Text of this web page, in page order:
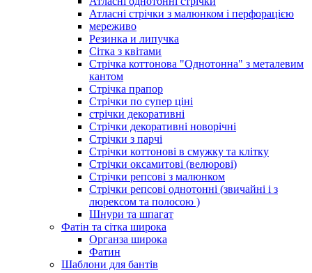
Атласні стрічки з малюнком і перфорацією
мереживо
Резинка и липучка
Сітка з квітами
Стрічка коттонова "Однотонна" з металевим
кантом
Стрічка прапор
Стрічки по супер ціні
стрічки декоративні
Стрічки декоративні новорічні
Стрічки з парчі
Стрічки коттонові в смужку та клітку
Стрічки оксамитові (велюрові)
Стрічки репсові з малюнком
Стрічки репсові однотонні (звичайні і з
люрексом та полосою )
Шнури та шпагат
Фатін та сітка широка
Органза широка
Фатин
Шаблони для бантів